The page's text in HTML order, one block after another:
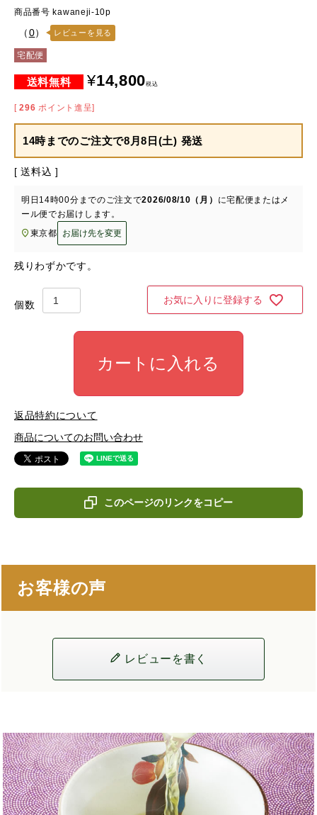
商品番号 kawaneji-10p
（0） レビューを見る
宅配便
¥14,800税込
[ 296 ポイント進呈]
14時までのご注文で8月8日(土) 発送
送料込
明日 14時00分 までのご注文で2026/08/10（月） に宅配便またはメ
ール便でお届けします。
東京都
お届け先を変更
残りわずかです。
お気に入りに登録する
カートに入れる
返品特約について
商品についてのお問い合わせ
このページのリンクをコピー
お客様の声
レビューを書く